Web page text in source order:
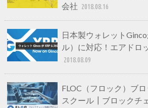
会社 2018.08.16
日本製ウォレット
ル）に対応！エアドロ
2018.08.09
FLOC（フロック）ブ
スクール┃ブロックチ